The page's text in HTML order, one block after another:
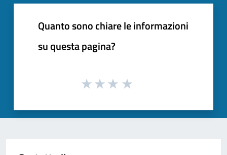
Quanto sono chiare le informazioni
su questa pagina?